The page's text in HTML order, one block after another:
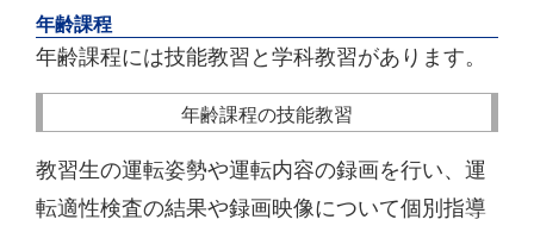
年齢課程
年齢課程には技能教習と学科教習があります。
年齢課程の技能教習
教習生の運転姿勢や運転内容の録画を行い、運
転適性検査の結果や録画映像について個別指導